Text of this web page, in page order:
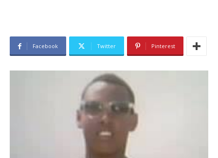
Facebook Twitter Pinterest